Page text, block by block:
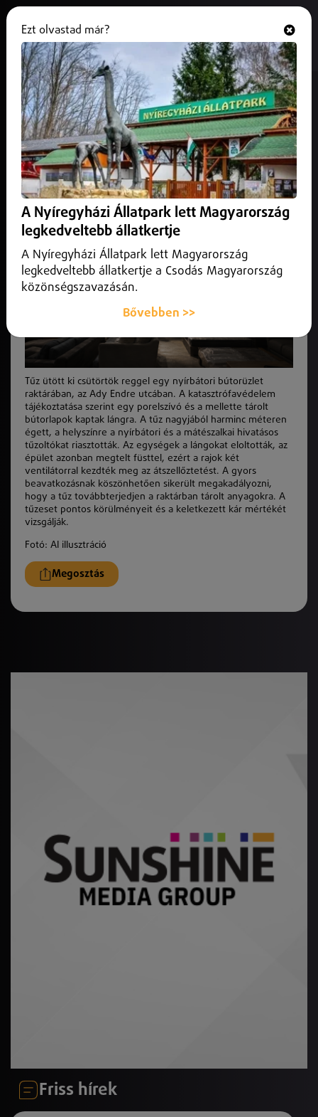
Tűz ütött ki egy nyírbátori
bútorbolt raktárában
2026. július 02.Nyíregyháza
A tűzeset pontos körülményeit és a keletkezett kár
mértékét vizsgálják.
Tűz ütött ki csütörtök reggel egy nyírbátori bútorüzlet
raktárában, az Ady Endre utcában. A katasztrófavédelem
tájékoztatása szerint egy porelszívó és a mellette tárolt
bútorlapok kaptak lángra. A tűz nagyjából harminc méteren
égett, a helyszínre a nyírbátori és a mátészalkai hivatásos
tűzoltókat riasztották. Az egységek a lángokat eloltották, az
épület azonban megtelt füsttel, ezért a rajok két
ventilátorral kezdték meg az átszellőztetést. A gyors
beavatkozásnak köszönhetően sikerült megakadályozni,
hogy a tűz továbbterjedjen a raktárban tárolt anyagokra. A
tűzeset pontos körülményeit és a keletkezett kár mértékét
vizsgálják.
Fotó: AI illusztráció
Megosztás
Friss hírek
Ezt olvastad már?
A Nyíregyházi Állatpark lett Magyarország
legkedveltebb állatkertje
A Nyíregyházi Állatpark lett Magyarország
legkedveltebb állatkertje a Csodás Magyarország
közönségszavazásán.
Bővebben >>